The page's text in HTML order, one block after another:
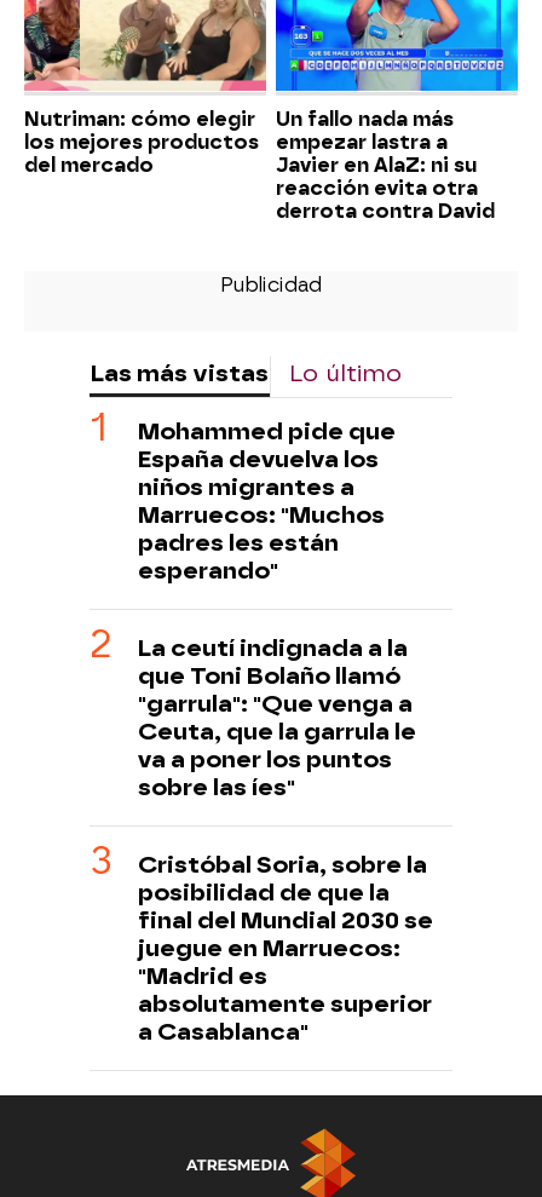
Nutriman: cómo elegir
los mejores productos
del mercado
Un fallo nada más
empezar lastra a
Javier en AlaZ: ni su
reacción evita otra
derrota contra David
Las más vistas Lo último
Mohammed pide que
España devuelva los
niños migrantes a
Marruecos: "Muchos
padres les están
esperando"
La ceutí indignada a la
que Toni Bolaño llamó
"garrula": "Que venga a
Ceuta, que la garrula le
va a poner los puntos
sobre las íes"
Cristóbal Soria, sobre la
posibilidad de que la
final del Mundial 2030 se
juegue en Marruecos:
"Madrid es
absolutamente superior
a Casablanca"